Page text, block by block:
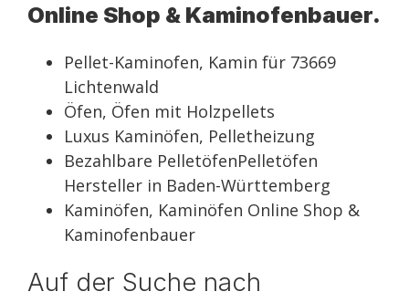
Online Shop & Kaminofenbauer.
Pellet-Kaminofen, Kamin für 73669
Lichtenwald
Öfen, Öfen mit Holzpellets
Luxus Kaminöfen, Pelletheizung
Bezahlbare PelletöfenPelletöfen
Hersteller in Baden-Württemberg
Kaminöfen, Kaminöfen Online Shop &
Kaminofenbauer
Auf der Suche nach